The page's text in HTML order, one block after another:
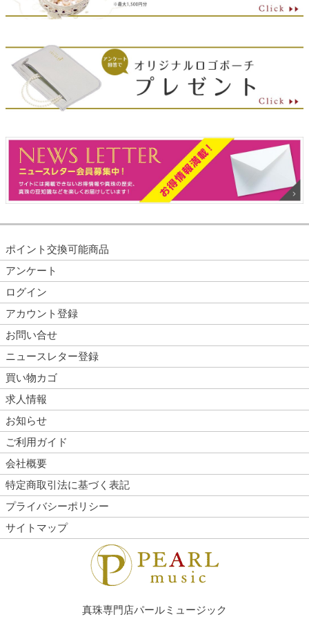
ポイント交換可能商品
アンケート
ログイン
アカウント登録
お問い合せ
ニュースレター登録
買い物カゴ
求人情報
お知らせ
ご利用ガイド
会社概要
特定商取引法に基づく表記
プライバシーポリシー
サイトマップ
真珠専門店パールミュージック